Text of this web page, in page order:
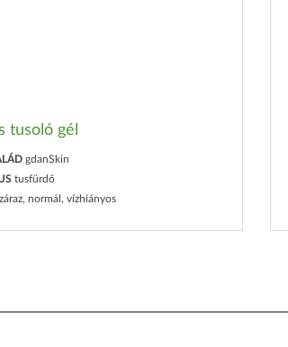
tusoló gél
gdanSkin
tusfürdő
normál, vízhiányos